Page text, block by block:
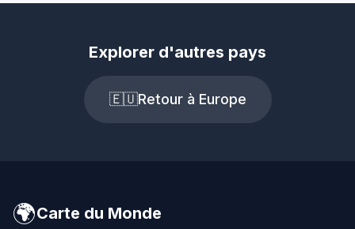
Explorer d'autres pays
🇪🇺Retour à Europe
🌍Carte du Monde